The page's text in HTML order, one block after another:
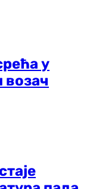
у
возач